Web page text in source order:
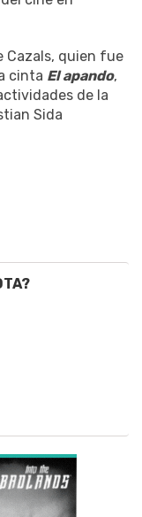
Cazals, quien fue
cinta El apando,
de la
Sida